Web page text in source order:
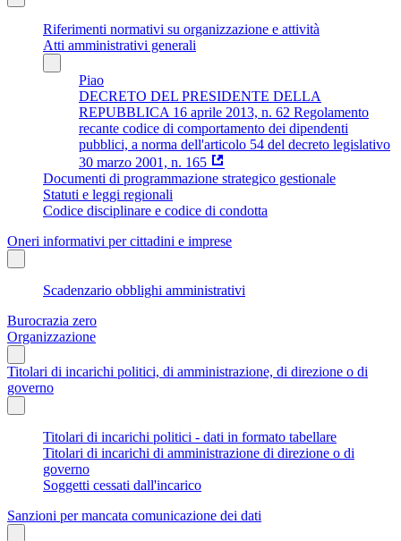
Riferimenti normativi su organizzazione e attività
Atti amministrativi generali
Piao
DECRETO DEL PRESIDENTE DELLA
REPUBBLICA 16 aprile 2013, n. 62 Regolamento
recante codice di comportamento dei dipendenti
pubblici, a norma dell'articolo 54 del decreto legislativo
30 marzo 2001, n. 165
Documenti di programmazione strategico gestionale
Statuti e leggi regionali
Codice disciplinare e codice di condotta
Oneri informativi per cittadini e imprese
Scadenzario obblighi amministrativi
Burocrazia zero
Organizzazione
Titolari di incarichi politici, di amministrazione, di direzione o di
governo
Titolari di incarichi politici - dati in formato tabellare
Titolari di incarichi di amministrazione di direzione o di
governo
Soggetti cessati dall'incarico
Sanzioni per mancata comunicazione dei dati